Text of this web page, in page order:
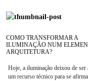
COMO TRANSFORMAR A
ILUMINAÇÃO NUM
ARQUITETURA?
Hoje, a iluminação deixou de ser
um recurso técnico para se